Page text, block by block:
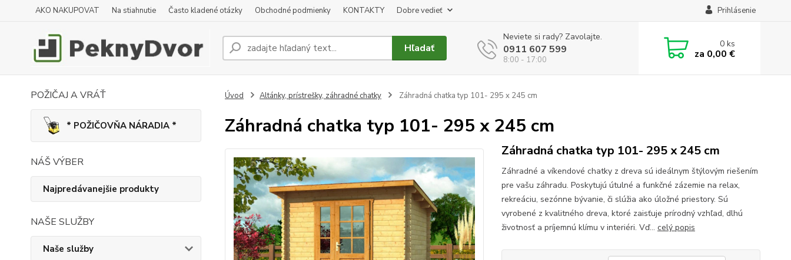
AKO NAKUPOVAT Na stiahnutie Často kladené otázky Obchodné podmienky KONTAKTY Dobre vedieť Prihlásenie
Hľadať
Neviete si rady? Zavolajte.
0911 607 599
8:00 - 17:00
0ks
za 0,00 €
POŽIČAJ A VRÁŤ
* POŽIČOVŇA NÁRADIA *
NÁŠ VÝBER
Najpredávanejšie produkty
NAŠE SLUŽBY
Naše služby
Úvod Altánky, prístrešky, záhradné chatky Záhradná chatka typ 101- 295 x 245 cm
Záhradná chatka typ 101- 295 x 245 cm
Záhradná chatka typ 101- 295 x 245 cm
Záhradné a víkendové chatky z dreva sú ideálnym štýlovým riešením
pre vašu záhradu. Poskytujú útulné a funkčné zázemie na relax,
rekreáciu, sezónne bývanie, či slúžia ako úložné priestory. Sú
vyrobené z kvalitného dreva, ktoré zaisťuje prírodný vzhľad, dlhú
životnosť a príjemnú klímu v interiéri. Vď... celý popis